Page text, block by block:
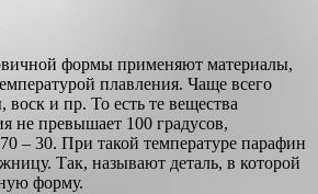
формы применяют материалы,
плавления. Чаще всего
и пр. То есть те вещества
не превышает 100 градусов,
– 30. При такой температуре парафин
Так, называют деталь, в которой
форму.